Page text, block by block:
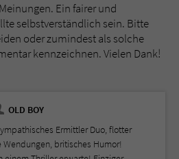
Ein fairer und
selbstverständlich sein. Bitte
oder zumindest als solche
kennzeichnen. Vielen Dank!
OLD BOY
Ermittler Duo, flotter
britisches Humor!